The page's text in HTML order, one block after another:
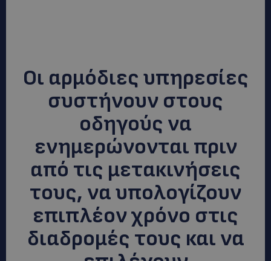
Οι αρμόδιες υπηρεσίες
συστήνουν στους
οδηγούς να
ενημερώνονται πριν
από τις μετακινήσεις
τους, να υπολογίζουν
επιπλέον χρόνο στις
διαδρομές τους και να